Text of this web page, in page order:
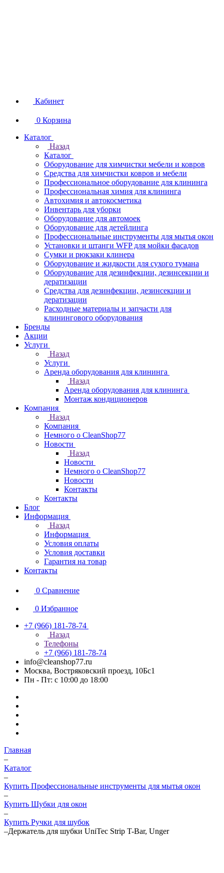
Кабинет
0 Корзина
Каталог
Назад
Каталог
Оборудование для химчистки мебели и ковров
Средства для химчистки ковров и мебели
Профессиональное оборудование для клининга
Профессиональная химия для клининга
Автохимия и автокосметика
Инвентарь для уборки
Оборудование для автомоек
Оборудование для детейлинга
Профессиональные инструменты для мытья окон
Установки и штанги WFP для мойки фасадов
Сумки и рюкзаки клинера
Оборудование и жидкости для сухого тумана
Оборудование для дезинфекции, дезинсекции и
дератизации
Средства для дезинфекции, дезинсекции и
дератизации
Расходные материалы и запчасти для
клинингового оборудования
Бренды
Акции
Услуги
Назад
Услуги
Аренда оборудования для клининга
Назад
Аренда оборудования для клининга
Монтаж кондиционеров
Компания
Назад
Компания
Немного о CleanShop77
Новости
Назад
Новости
Немного о CleanShop77
Новости
Контакты
Контакты
Блог
Информация
Назад
Информация
Условия оплаты
Условия доставки
Гарантия на товар
Контакты
0 Сравнение
0 Избранное
+7 (966) 181-78-74
Назад
Телефоны
+7 (966) 181-78-74
info@cleanshop77.ru
Москва, Востряковский проезд, 10Бс1
Пн - Пт: с 10:00 до 18:00
Главная
–
Каталог
–
Купить Профессиональные инструменты для мытья окон
–
Купить Шубки для окон
–
Купить Ручки для шубок
–Держатель для шубки UniTec Strip T-Bar, Unger